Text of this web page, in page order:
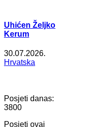
Uhićen Željko
Kerum
30.07.2026.
Hrvatska
Posjeti danas:
3800
Posjeti ovaj